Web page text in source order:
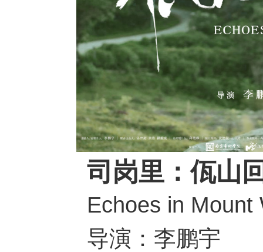
司岗里：佤山
Echoes in Mount
导演：李鹏宇